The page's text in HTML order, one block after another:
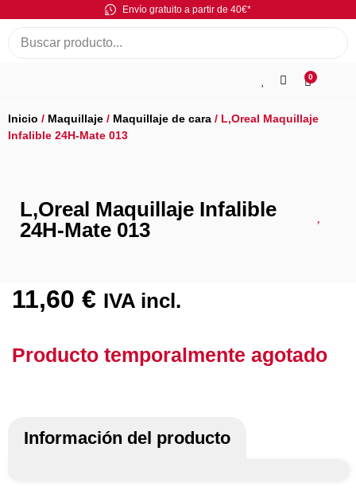
Envío gratuito a partir de 40€*
0
Inicio / Maquillaje / Maquillaje de cara / L,Oreal Maquillaje
Infalible 24H-Mate 013
L,Oreal Maquillaje Infalible
24H-Mate 013
11,60 € IVA incl.
Producto temporalmente agotado
Información del producto